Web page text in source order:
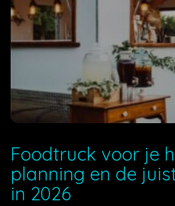
Foodtruck voor je
planning en de
in 2026